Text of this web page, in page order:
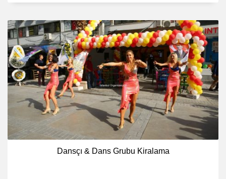
Dansçı & Dans Grubu Kiralama